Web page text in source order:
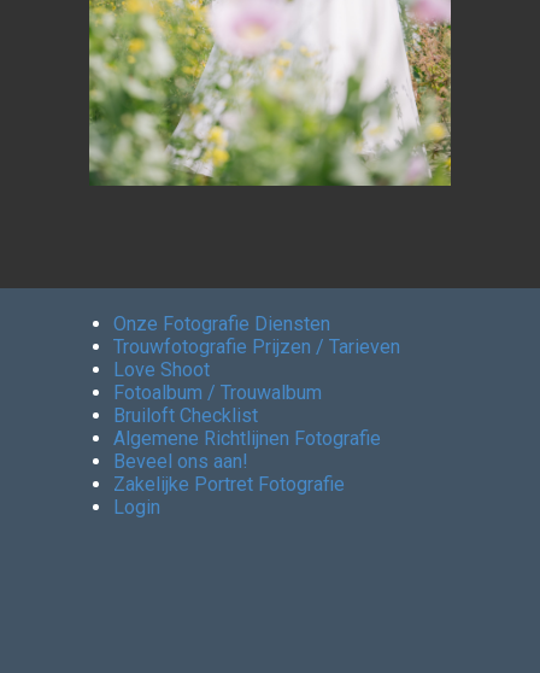
Onze Fotografie Diensten
Trouwfotografie Prijzen / Tarieven
Love Shoot
Fotoalbum / Trouwalbum
Bruiloft Checklist
Algemene Richtlijnen Fotografie
Beveel ons aan!
Zakelijke Portret Fotografie
Login